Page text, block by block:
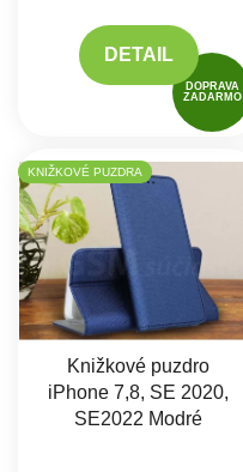
DOPRAVA
ZADARMO
DETAIL
KNIŽKOVÉ PUZDRA
Knižkové puzdro
iPhone 7,8, SE 2020,
SE2022 Modré